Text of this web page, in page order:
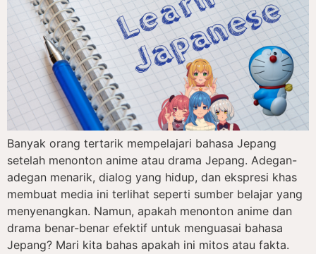
Banyak orang tertarik mempelajari bahasa Jepang
setelah menonton anime atau drama Jepang. Adegan-
adegan menarik, dialog yang hidup, dan ekspresi khas
membuat media ini terlihat seperti sumber belajar yang
menyenangkan. Namun, apakah menonton anime dan
drama benar-benar efektif untuk menguasai bahasa
Jepang? Mari kita bahas apakah ini mitos atau fakta.